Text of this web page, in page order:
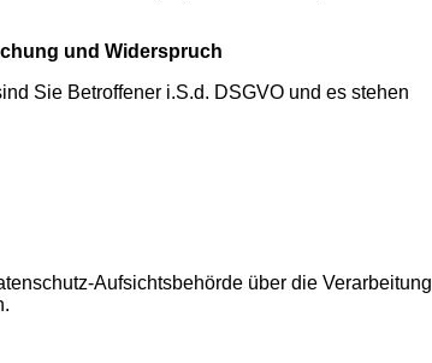
und Widerspruch
Sie Betroffener i.S.d. DSGVO und es stehen
Aufsichtsbehörde über die Verarbeitung